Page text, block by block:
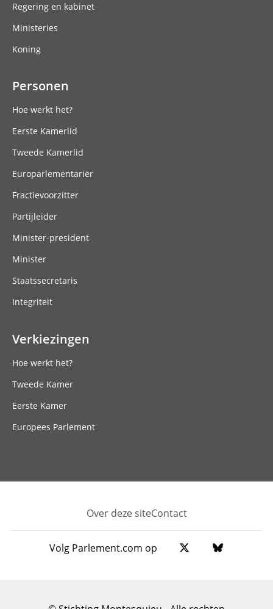
Regering en kabinet
Ministeries
Koning
Personen
Hoe werkt het?
Eerste Kamerlid
Tweede Kamerlid
Europarlementariër
Fractievoorzitter
Partijleider
Minister-president
Minister
Staatssecretaris
Integriteit
Verkiezingen
Hoe werkt het?
Tweede Kamer
Eerste Kamer
Europees Parlement
Footer
Over deze siteContact
Volg Parlement.com op